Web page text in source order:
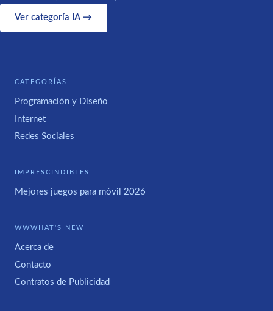
Ver categoría IA →
CATEGORÍAS
Programación y Diseño
Internet
Redes Sociales
IMPRESCINDIBLES
Mejores juegos para móvil 2026
WWWHAT'S NEW
Acerca de
Contacto
Contratos de Publicidad